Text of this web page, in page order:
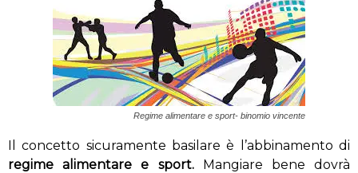
Regime alimentare e sport- binomio vincente
Il concetto sicuramente basilare è l’abbinamento di
regime alimentare e sport. Mangiare bene dovrà